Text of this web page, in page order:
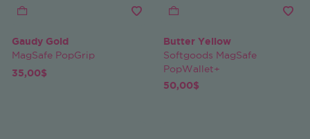
Gaudy Gold
MagSafe PopGrip
35,00$
Butter Yellow
Softgoods MagSafe
PopWallet+
50,00$